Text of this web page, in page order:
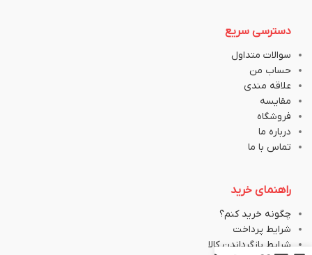
دسترسی سریع
سوالات متداول
حساب من
علاقه مندی
مقایسه
فروشگاه
درباره ما
تماس با ما
راهنمای خرید
چگونه خرید کنم؟
شرایط پرداخت
شرایط بازگرداندن کالا